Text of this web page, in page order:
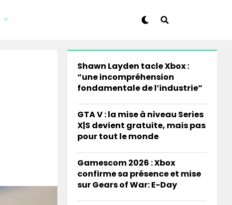
Shawn Layden tacle Xbox :
“une incompréhension
fondamentale de l’industrie”
GTA V : la mise à niveau Series
X|S devient gratuite, mais pas
pour tout le monde
Gamescom 2026 : Xbox
confirme sa présence et mise
sur Gears of War: E-Day